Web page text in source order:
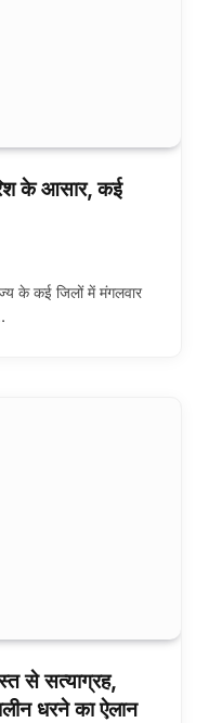
के आसार, कई
के कई जिलों में मंगलवार
से सत्याग्रह,
धरने का ऐलान